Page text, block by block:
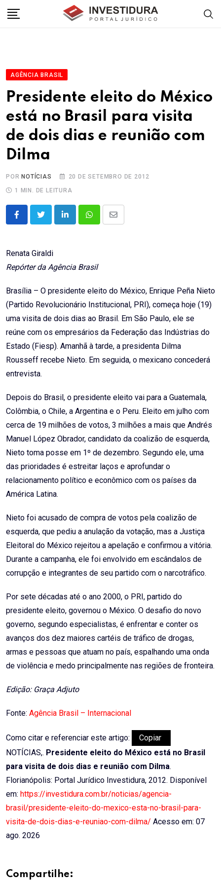
AGÊNCIA BRASIL
Presidente eleito do México
está no Brasil para visita
de dois dias e reunião com
Dilma
POR NOTÍCIAS
20 DE SETEMBRO DE 2012
1 MIN. DE LEITURA
LinkedInWhatsappShare
Renata Giraldi
Repórter da Agência Brasil
Brasília – O presidente eleito do México, Enrique Peña Nieto
(Partido Revolucionário Institucional, PRI), começa hoje (19)
uma visita de dois dias ao Brasil. Em São Paulo, ele se
reúne com os empresários da Federação das Indústrias do
Estado (Fiesp). Amanhã à tarde, a presidenta Dilma
Rousseff recebe Nieto. Em seguida, o mexicano concederá
entrevista.
Depois do Brasil, o presidente eleito vai para a Guatemala,
Colômbia, o Chile, a Argentina e o Peru. Eleito em julho com
cerca de 19 milhões de votos, 3 milhões a mais que Andrés
Manuel López Obrador, candidato da coalizão de esquerda,
Nieto toma posse em 1º de dezembro. Segundo ele, uma
das prioridades é estreitar laços e aprofundar o
relacionamento político e econômico com os países da
América Latina.
Nieto foi acusado de compra de votos pela coalizão de
esquerda, que pediu a anulação da votação, mas a Justiça
Eleitoral do México rejeitou a apelação e confirmou a vitória.
Durante a campanha, ele foi envolvido em escândalos de
corrupção e integrantes de seu partido com o narcotráfico.
Por sete décadas até o ano 2000, o PRI, partido do
presidente eleito, governou o México. O desafio do novo
governo, segundo especialistas, é enfrentar e conter os
avanços dos dez maiores cartéis de tráfico de drogas,
armas e pessoas que atuam no país, espalhando uma onda
de violência e medo principalmente nas regiões de fronteira.
Edição: Graça Adjuto
Fonte: Agência Brasil – Internacional
Como citar e referenciar este artigo:
Copiar
NOTÍCIAS,. Presidente eleito do México está no Brasil
para visita de dois dias e reunião com Dilma.
Florianópolis: Portal Jurídico Investidura, 2012. Disponível
em: https://investidura.com.br/noticias/agencia-
brasil/presidente-eleito-do-mexico-esta-no-brasil-para-
visita-de-dois-dias-e-reuniao-com-dilma/ Acesso em: 07
ago. 2026
Compartilhe: